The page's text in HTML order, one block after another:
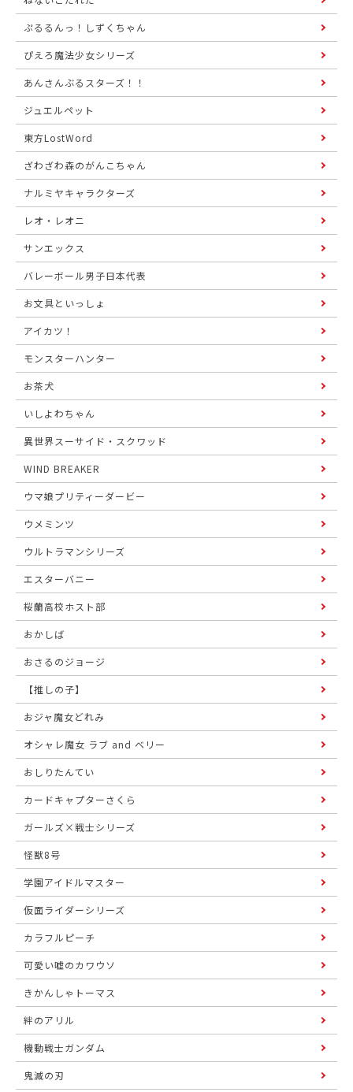
ぷるるんっ！しずくちゃん
ぴえろ魔法少女シリーズ
あんさんぶるスターズ！！
ジュエルペット
東方LostWord
ざわざわ森のがんこちゃん
ナルミヤキャラクターズ
レオ・レオニ
サンエックス
バレーボール男子日本代表
お文具といっしょ
アイカツ！
モンスターハンター
お茶犬
いしよわちゃん
異世界スーサイド・スクワッド
WIND BREAKER
ウマ娘プリティーダービー
ウメミンツ
ウルトラマンシリーズ
エスターバニー
桜蘭高校ホスト部
おかしば
おさるのジョージ
【推しの子】
おジャ魔女どれみ
オシャレ魔女 ラブ and ベリー
おしりたんてい
カードキャプターさくら
ガールズ×戦士シリーズ
怪獣8号
学園アイドルマスター
仮面ライダーシリーズ
カラフルピーチ
可愛い嘘のカワウソ
きかんしゃトーマス
絆のアリル
機動戦士ガンダム
鬼滅の刃